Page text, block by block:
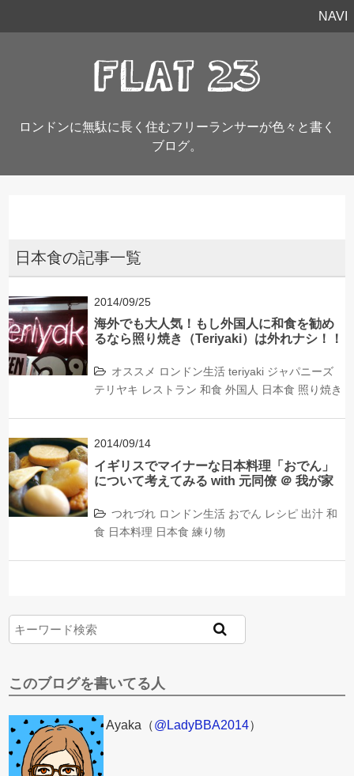
NAVI
ロンドンに無駄に長く住むフリーランサーが色々と書く
ブログ。
日本食の記事一覧
2014/09/25
海外でも大人気！もし外国人に和食を勧め
るなら照り焼き（Teriyaki）は外れナシ！！
オススメ ロンドン生活 teriyaki ジャパニーズ
テリヤキ レストラン 和食 外国人 日本食 照り焼き
2014/09/14
イギリスでマイナーな日本料理「おでん」
について考えてみる with 元同僚 ＠ 我が家
つれづれ ロンドン生活 おでん レシピ 出汁 和
食 日本料理 日本食 練り物
このブログを書いてる人
Ayaka（@LadyBBA2014）